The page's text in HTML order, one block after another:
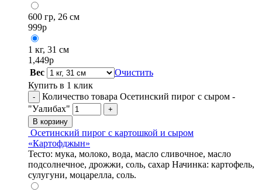
600 гр, 26 см
999р
1 кг, 31 см
1,449р
Вес
Очистить
Купить в 1 клик
-
Количество товара Осетинский пирог с сыром -
"Уалибах"
+
В корзину
Осетинский пирог с картошкой и сыром
«Картофджын»
Тесто: мука, молоко, вода, масло сливочное, масло
подсолнечное, дрожжи, соль, сахар Начинка: картофель,
сулугуни, моцарелла, соль.